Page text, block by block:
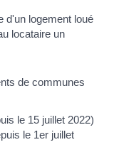
d'un logement loué
locataire un
de communes
le 15 juillet 2022)
le 1er juillet